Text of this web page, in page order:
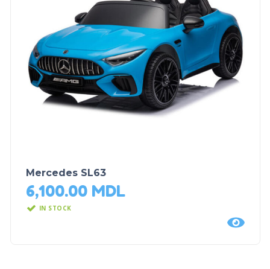
Mercedes SL63
6,100.00 MDL
IN STOCK